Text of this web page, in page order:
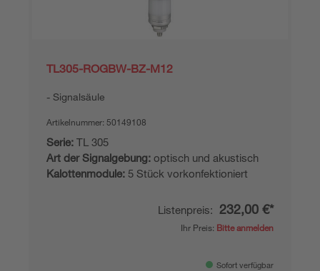
TL305-ROGBW-BZ-M12
Signalsäule
Artikelnummer: 50149108
Serie: TL 305
Art der Signalgebung: optisch und akustisch
Kalottenmodule: 5 Stück vorkonfektioniert
Listenpreis: 232,00 €*
Ihr Preis: Bitte anmelden
Sofort verfügbar